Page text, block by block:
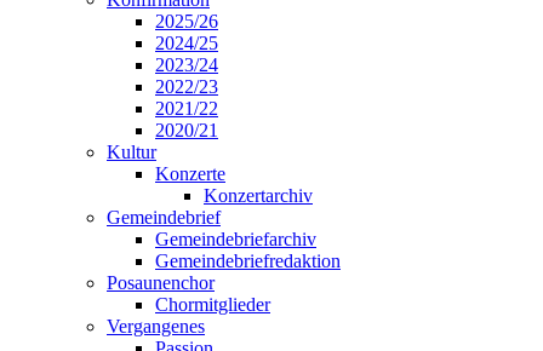
2025/26
2024/25
2023/24
2022/23
2021/22
2020/21
Kultur
Konzerte
Konzertarchiv
Gemeindebrief
Gemeindebriefarchiv
Gemeindebriefredaktion
Posaunenchor
Chormitglieder
Vergangenes